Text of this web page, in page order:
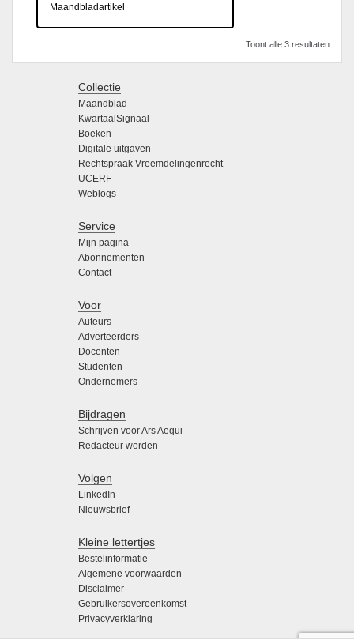
Maandbladartikel
Toont alle 3 resultaten
Collectie
Maandblad
KwartaalSignaal
Boeken
Digitale uitgaven
Rechtspraak Vreemdelingenrecht
UCERF
Weblogs
Service
Mijn pagina
Abonnementen
Contact
Voor
Auteurs
Adverteerders
Docenten
Studenten
Ondernemers
Bijdragen
Schrijven voor Ars Aequi
Redacteur worden
Volgen
LinkedIn
Nieuwsbrief
Kleine lettertjes
Bestelinformatie
Algemene voorwaarden
Disclaimer
Gebruikersovereenkomst
Privacyverklaring